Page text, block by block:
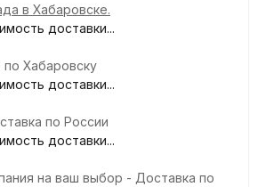
в Хабаровске.
доставки...
Хабаровску
доставки...
по России
доставки...
на ваш выбор - Доставка по